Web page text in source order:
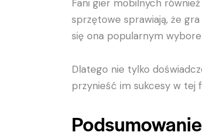
Fani gier mobilnych
sprzętowe sprawiają, że
się ona popularnym
Dlatego nie tylko
przynieść im sukcesy w tej